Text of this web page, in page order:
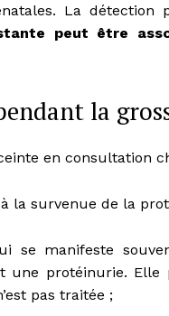
La
peut être
la
la survenue de la
se manifeste
une protéinurie.
pas traitée ;